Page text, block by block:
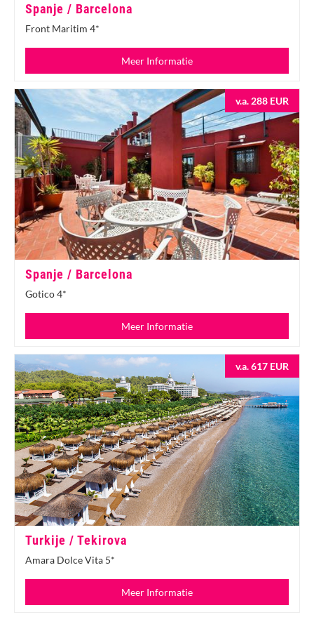
Spanje / Barcelona
Front Maritim 4*
Meer Informatie
v.a. 288 EUR
Spanje / Barcelona
Gotico 4*
Meer Informatie
v.a. 617 EUR
Turkije / Tekirova
Amara Dolce Vita 5*
Meer Informatie